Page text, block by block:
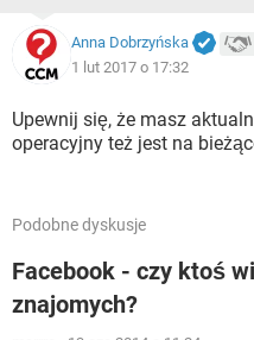
Anna Dobrzyńska
1 lut 2017 o 17:32
Upewnij się, że masz
operacyjny też jest na
Podobne dyskusje
Facebook - czy ktoś
znajomych?